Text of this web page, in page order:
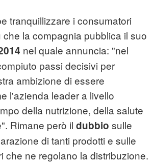
tranquillizzare i consumatori
che la compagnia pubblica il suo
nel quale annuncia: "nel
passi decisivi per
ambizione di essere
l'azienda leader a livello
della nutrizione, della salute
Rimane però il dubbio sulle
di tanti prodotti e sulle
che ne regolano la distribuzione.